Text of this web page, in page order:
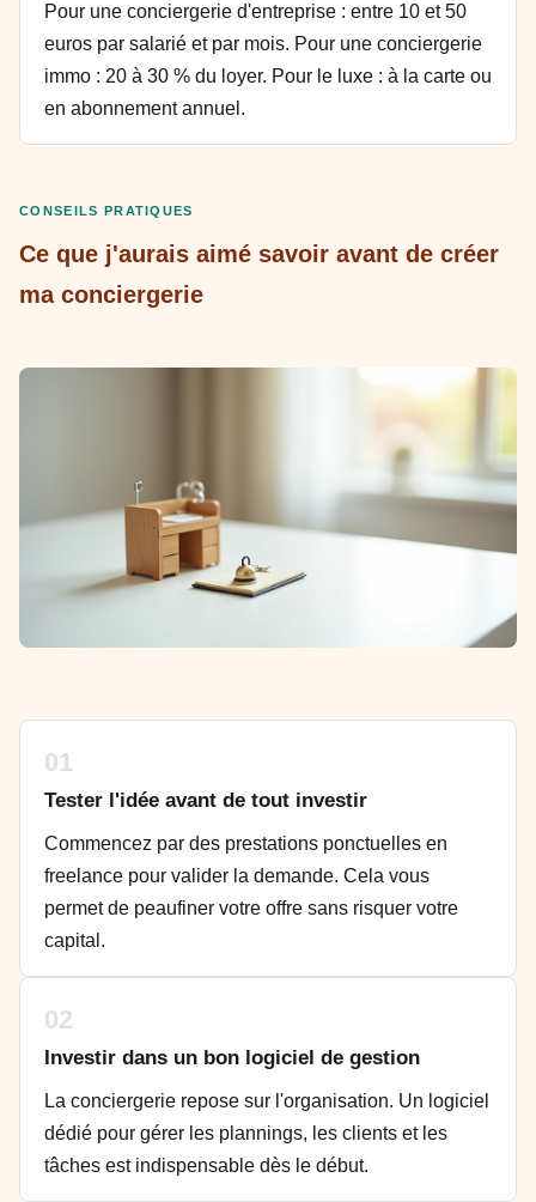
Pour une conciergerie d'entreprise : entre 10 et 50
euros par salarié et par mois. Pour une conciergerie
immo : 20 à 30 % du loyer. Pour le luxe : à la carte ou
en abonnement annuel.
CONSEILS PRATIQUES
Ce que j'aurais aimé savoir avant de créer
ma conciergerie
01
Tester l'idée avant de tout investir
Commencez par des prestations ponctuelles en
freelance pour valider la demande. Cela vous
permet de peaufiner votre offre sans risquer votre
capital.
02
Investir dans un bon logiciel de gestion
La conciergerie repose sur l'organisation. Un logiciel
dédié pour gérer les plannings, les clients et les
tâches est indispensable dès le début.